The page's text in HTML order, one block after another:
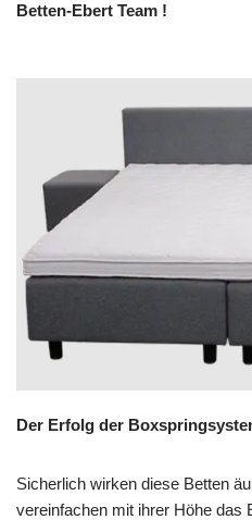
Betten-Ebert Team !
Der Erfolg der
Sicherlich wirken diese Betten
vereinfachen mit ihrer Höhe das